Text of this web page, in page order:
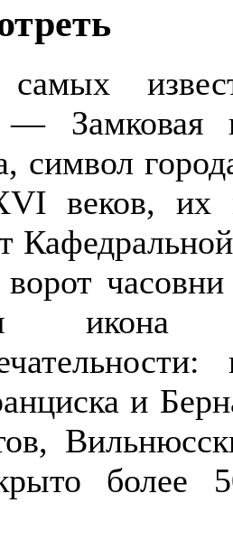
Замковая
символ
веков, их
и
более